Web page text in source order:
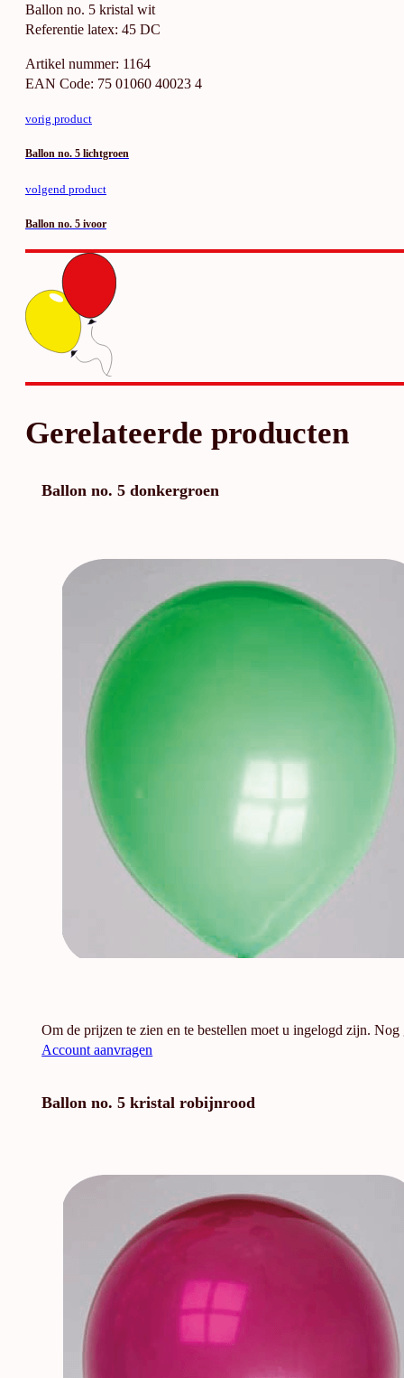
Ballon no. 5 kristal wit
Referentie latex: 45 DC
Artikel nummer: 1164
EAN Code: 75 01060 40023 4
vorig product
Ballon no. 5 lichtgroen
volgend product
Ballon no. 5 ivoor
Gerelateerde producten
Ballon no. 5 donkergroen
Om de prijzen te zien en te bestellen moet u ingelogd zijn. Nog
Account aanvragen
Ballon no. 5 kristal robijnrood